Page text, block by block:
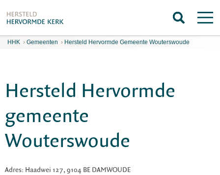
HHK › Gemeenten › Hersteld Hervormde Gemeente Wouterswoude
Hersteld Hervormde
gemeente
Wouterswoude
Adres: Haadwei 127, 9104 BE DAMWOUDE